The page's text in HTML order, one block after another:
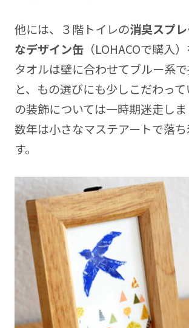
他には、３階トイレの消臭スプ
なデザイン缶（LOHACOで購入）
タオルは壁に合わせてブルー系
と、もの選びにも少しこだわっ
の装飾については一時期迷走し
数年は小さなマステアートで落
す。